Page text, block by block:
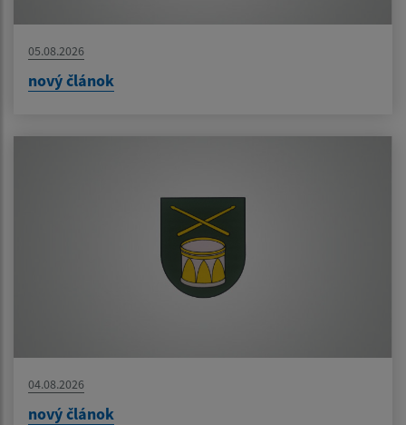
05.08.2026
nový článok
04.08.2026
nový článok